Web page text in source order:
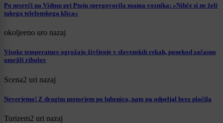
Po nesreči na Vidmu pri Ptuju spregovorila mama voznika: »Nihče si ne želi
takega telefonskega klica«
okoljeeno uro nazaj
Visoke temperature ogrožajo življenje v slovenskih rekah, ponekod začasno
omejili ribolov
Scena2 uri nazaj
Neverjetno! Z dragim motorjem po lubenico, nato pa odpeljal brez plačila
Turizem2 uri nazaj